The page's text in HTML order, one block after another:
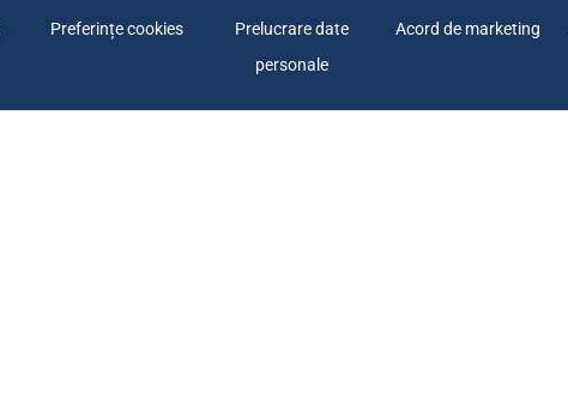
Preferințe cookies
Prelucrare date
personale
Acord de marketing